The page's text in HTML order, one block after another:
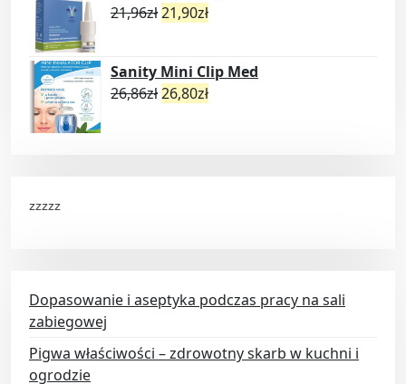
21,96zł21,90zł
Sanity Mini Clip Med
26,86zł26,80zł
zzzzz
Dopasowanie i aseptyka podczas pracy na sali
zabiegowej
Pigwa właściwości – zdrowotny skarb w kuchni i
ogrodzie